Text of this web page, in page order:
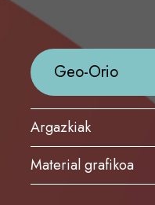
Geo-Orio
Argazkiak
Material grafikoa